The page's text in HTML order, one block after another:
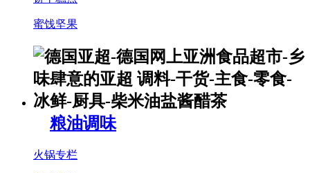
蜜饯坚果
粮油调味
火锅专栏